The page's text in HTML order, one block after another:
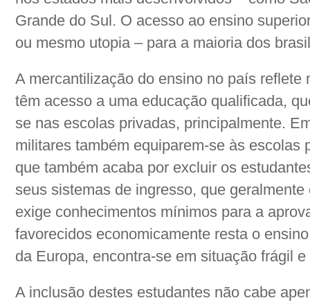
Grande do Sul. O acesso ao ensino
ou mesmo utopia – para a maioria dos
A mercantilização do ensino no país reflete
têm acesso a uma educação qualificada,
se nas escolas privadas, principalmente.
militares também equiparem-se às escolas
que também acaba por excluir os
seus sistemas de ingresso, que
exige conhecimentos mínimos para a
favorecidos economicamente resta o
da Europa, encontra-se em situação frágil
A inclusão destes estudantes não cabe